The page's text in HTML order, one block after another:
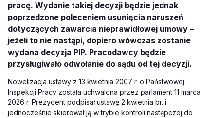
pracę. Wydanie takiej decyzji będzie jednak
poprzedzone poleceniem usunięcia naruszeń
dotyczących zawarcia nieprawidłowej umowy –
jeżeli to nie nastąpi, dopiero wówczas zostanie
wydana decyzja PIP. Pracodawcy będzie
przysługiwało odwołanie do sądu od tej decyzji.
Nowelizacja ustawy z 13 kwietnia 2007 r. o Państwowej
Inspekcji Pracy została uchwalona przez parlament 11 marca
2026 r. Prezydent podpisał ustawę 2 kwietnia br. i
jednocześnie skierował ją w trybie kontroli następczej do